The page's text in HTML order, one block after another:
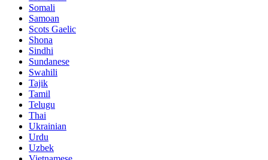
Somali
Samoan
Scots Gaelic
Shona
Sindhi
Sundanese
Swahili
Tajik
Tamil
Telugu
Thai
Ukrainian
Urdu
Uzbek